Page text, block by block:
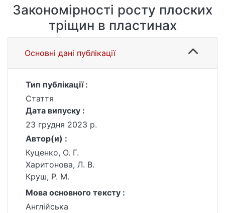
Закономірності росту плоских
тріщин в пластинах
Основні дані публікації
Тип публікації :
Стаття
Дата випуску :
23 грудня 2023 р.
Автор(и) :
Куценко, О. Г.
Харитонова, Л. В.
Круш, Р. М.
Мова основного тексту :
Англійська